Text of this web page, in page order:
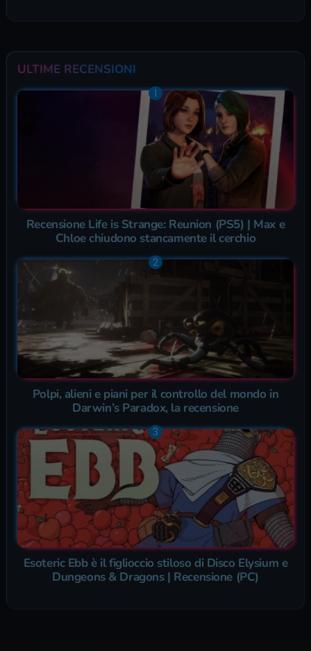
ULTIME RECENSIONI
Recensione Life is Strange: Reunion (PS5) | Max e
Chloe chiudono stancamente il cerchio
Polpi, alieni e piani per il controllo del mondo in
Darwin’s Paradox, la recensione
Esoteric Ebb è il figlioccio stiloso di Disco Elysium e
Dungeons & Dragons | Recensione (PC)